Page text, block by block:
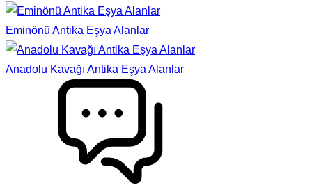
Eminönü Antika Eşya Alanlar
Anadolu Kavağı Antika Eşya Alanlar